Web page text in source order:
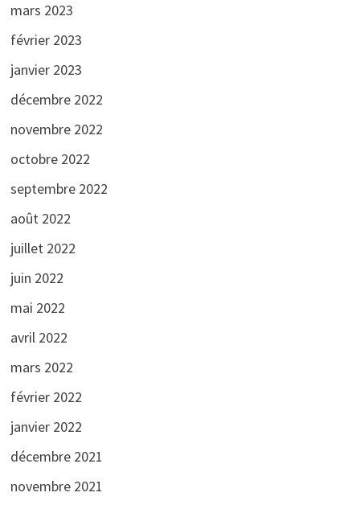
mars 2023
février 2023
janvier 2023
décembre 2022
novembre 2022
octobre 2022
septembre 2022
août 2022
juillet 2022
juin 2022
mai 2022
avril 2022
mars 2022
février 2022
janvier 2022
décembre 2021
novembre 2021